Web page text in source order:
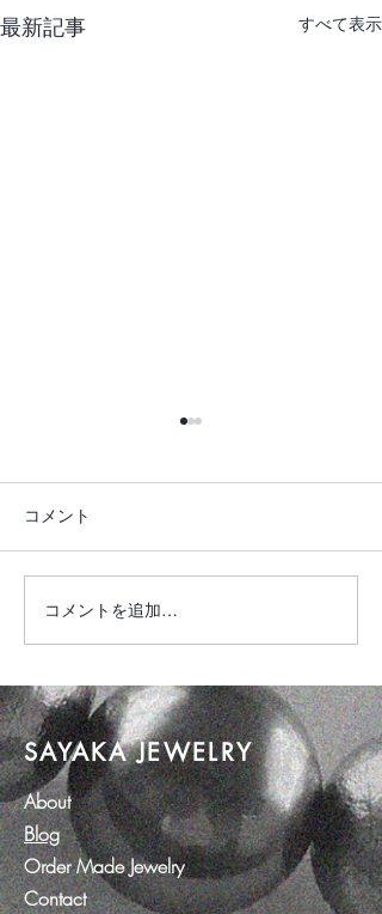
最新記事 すべて表示
琥珀ジュエリー
コメント
コメントを追加…
SAYAKA JEWELRY
About
Blog
Order Made Jewelry
Contact